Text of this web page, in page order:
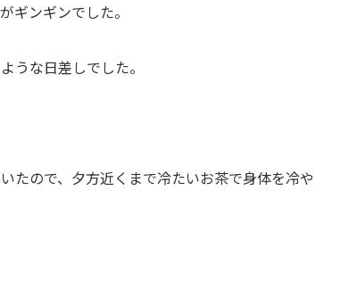
ギンギンでした。
うな日差しでした。
たので、夕方近くまで冷たいお茶で身体を冷や